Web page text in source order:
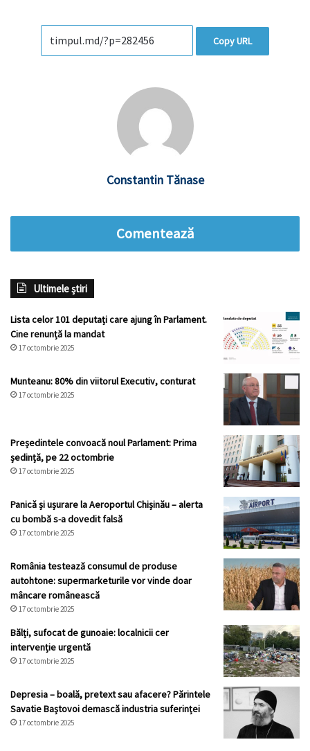
Copy URL
Constantin Tănase
Comentează
Ultimele știri
Lista celor 101 deputați care ajung în Parlament.
Cine renunță la mandat
17 octombrie 2025
Munteanu: 80% din viitorul Executiv, conturat
17 octombrie 2025
Președintele convoacă noul Parlament: Prima
ședință, pe 22 octombrie
17 octombrie 2025
Panicǎ și ușurare la Aeroportul Chișinău – alerta
cu bombă s-a dovedit falsă
17 octombrie 2025
România testează consumul de produse
autohtone: supermarketurile vor vinde doar
mâncare românească
17 octombrie 2025
Bălți, sufocat de gunoaie: localnicii cer
intervenție urgentă
17 octombrie 2025
Depresia – boală, pretext sau afacere? Părintele
Savatie Baștovoi demască industria suferinței
17 octombrie 2025